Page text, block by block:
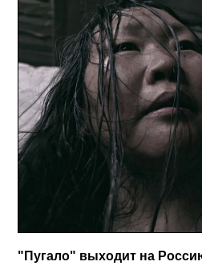
"Пугало" выходит на